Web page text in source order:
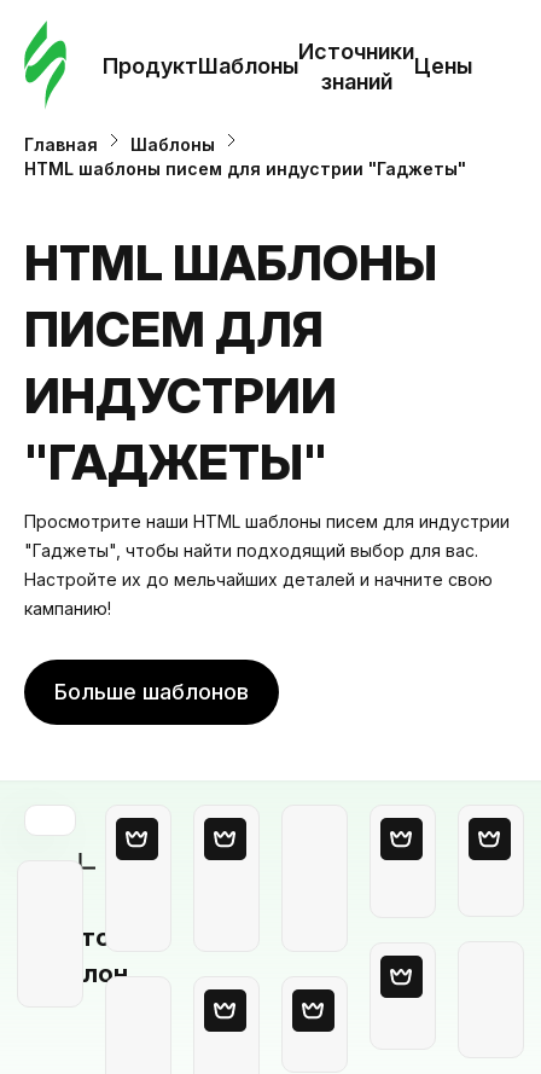
ПродуктШаблоны
Источники
знаний
Цены
Главная
Шаблоны
HTML шаблоны писем для индустрии "Гаджеты"
HTML ШАБЛОНЫ
ПИСЕМ ДЛЯ
ИНДУСТРИИ
"ГАДЖЕТЫ"
Просмотрите наши HTML шаблоны писем для индустрии
"Гаджеты", чтобы найти подходящий выбор для вас.
Настройте их до мельчайших деталей и начните свою
кампанию!
Больше шаблонов
Пустой
шаблон